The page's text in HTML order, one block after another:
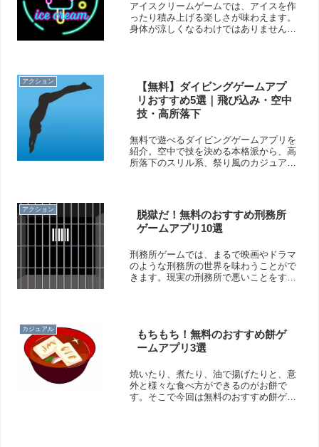
アイスクリームゲームでは、アイスを作
ったり積み上げる楽しさが味わえます。
身体が涼しくなるわけではありません
アクション
【無料】ダイビングゲームアプ
リおすすめ5選｜飛び込み・空中
技・高所落下
無料で遊べるダイビングゲームアプリを
紹介。空中で技を決める本格派から、高
所落下のスリル系、祭り風のカジュアル
アクション
脱獄だ！無料のおすすめ刑務所
ゲームアプリ10選
刑務所ゲームでは、まるで映画やドラマ
のような刑務所の世界を味わうことがで
きます。現実の刑務所で悪いことをする
カジュアル
もちもち！無料のおすすめ餅ゲ
ームアプリ3選
焼いたり、煮たり、油で揚げたりと、意
外と様々な食べ方ができるのがお餅で
す。そこで今回は無料のおすすめ餅ゲー